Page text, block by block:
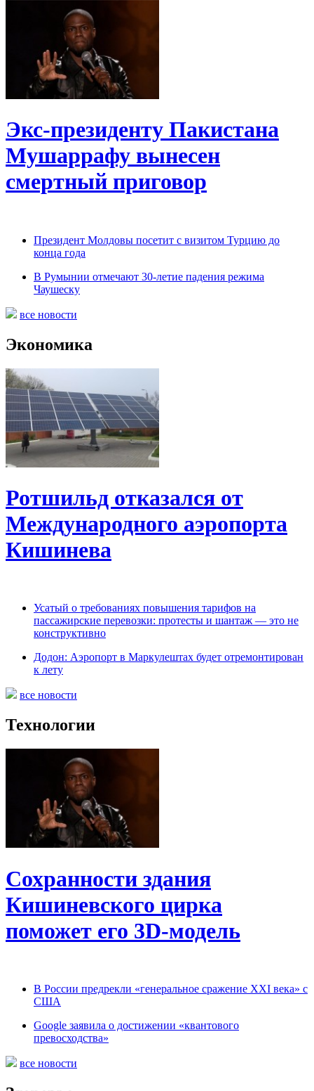
Экс-президенту Пакистана
Мушаррафу вынесен
смертный приговор
Президент Молдовы посетит с визитом Турцию до
конца года
В Румынии отмечают 30-летие падения режима
Чаушеску
все новости
Экономика
Ротшильд отказался от
Международного аэропорта
Кишинева
Усатый о требованиях повышения тарифов на
пассажирские перевозки: протесты и шантаж — это не
конструктивно
Додон: Аэропорт в Маркулештах будет отремонтирован
к лету
все новости
Технологии
Сохранности здания
Кишиневского цирка
поможет его 3D-модель
В России предрекли «генеральное сражение XXI века» с
США
Google заявила о достижении «квантового
превосходства»
все новости